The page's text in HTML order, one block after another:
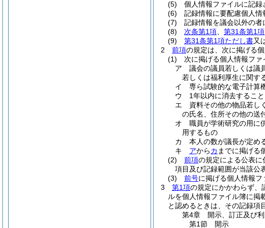
(5) 個人情報ファイルに記録
(6)
記録情報に要配慮個人
(7)
記録情報を議会以外の
(8)
次条第1項 第31条第1項
(9)
第31条第1項ただし書又
2
前項の規定は、次に掲げる
(1)
次に掲げる個人情報ファ
ア
議会の議員若しくは議
若しくは福利厚生に関す
イ
専ら試験的な電子計算
ウ
1年以内に消去するこ
エ
資料その他の物品若し
の氏名、住所その他の送
オ
職員が学術研究の用に
用するもの
カ
本人の数が議長が定め
キ
アからカ までに掲げる
(2)
前項の規定による公表
項目及び記録範囲が当該公
(3)
前号に掲げる個人情報
3
第1項の規定にかかわらず、
ルを個人情報ファイル簿に掲
と認めるときは、その記録項
第4章
開示、訂正及び
第1節
開示